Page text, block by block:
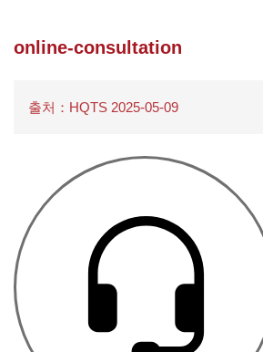
online-consultation
출처：HQTS 2025-05-09